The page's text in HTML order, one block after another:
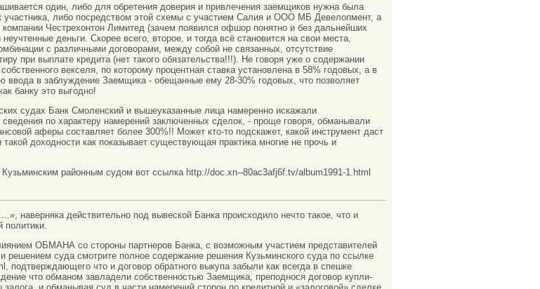
один, либо для обретения доверия и привлечения заемщиков нужна была
участника, либо посредством этой схемы с участием Салия и ООО МБ Девелопмент, а
Честрехонтон Лимитед (зачем появился офшор понятно и без дальнейших
деньги. Скорее всего, второе, и тогда всё становится на свои места,
с различными договорами, между собой не связанных, отсутствие
при выплате кредита (нет такого обязательства!!!). Не говоря уже о содержании
векселя, по которому процентная ставка установлена в 58% годовых, а в
ввода в заблуждение Заемщика - обещанные ему 28-30% годовых, что позволяет
банку это выгодно!
судах Банк Смоленский и вышеуказанные лица намеренно искажали
по характеру намерений заключенных сделок, - проще говоря, обманывали
аферы составляет более 300%!! Может кто-то подскажет, какой инструмент даст
доходности как показывает существующая практика многие не прочь и
районным судом вот ссылка http://doc.xn--80ac3afj6f.tv/album1991-1.html
наверняка действительно под вывеской Банка происходило нечто такое, что и
политики.
ОБМАНА со стороны партнеров Банка, с возможным участием представителей
решением суда смотрите полное содержание решения Кузьминского суда по ссылке
подтверждающего что и договор обратного выкупа забыли как всегда в спешке
что обманом завладели собственностью Заемщика, преподнося договор купли-